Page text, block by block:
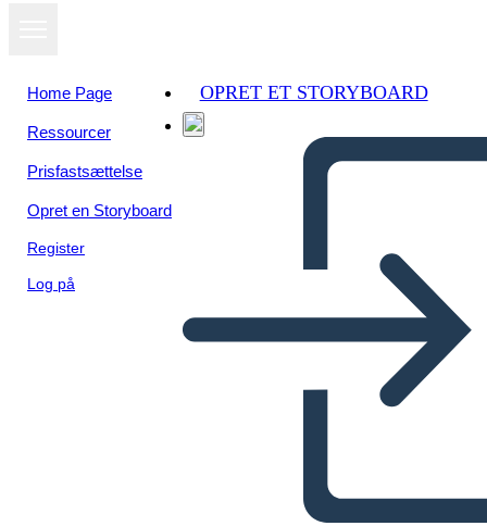
Home Page
Ressourcer
Prisfastsættelse
Opret en Storyboard
Register
Log på
OPRET ET STORYBOARD